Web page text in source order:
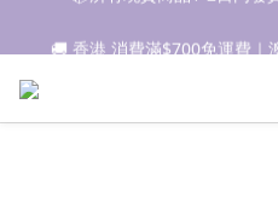
新朋友登記會員即獲$50